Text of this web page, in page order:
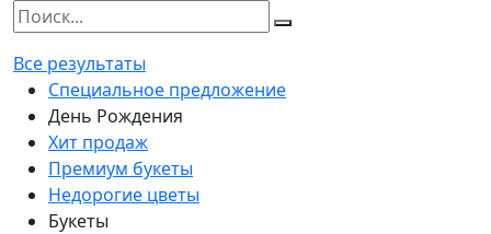
Все результаты
Специальное предложение
День Рождения
Хит продаж
Премиум букеты
Недорогие цветы
Букеты